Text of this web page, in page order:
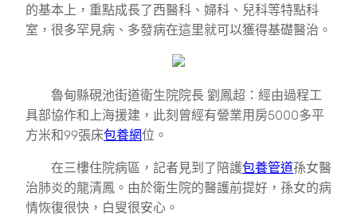
的基本上，重點成長了西醫科、婦科、兒科等特點科
室，很多罕見病、多發病在這里就可以獲得基礎醫治。
魯甸縣硯池街道衛生院院長 劉鳳超：經由過程工
具部協作和上海援建，此刻曾經有營業用房5000多平
方米和99張床包養網位。
在三樓住院病區，記者見到了陪護包養管道孫女醫
治肺炎的龍清鳳。由於衛生院的醫護前提好，孫女的病
情恢復很快，白叟很安心。